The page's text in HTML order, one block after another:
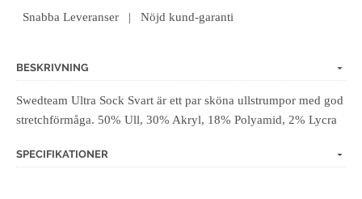
Snabba Leveranser | Nöjd kund-garanti
BESKRIVNING
Swedteam Ultra Sock Svart är ett par sköna ullstrumpor med god
stretchförmåga. 50% Ull, 30% Akryl, 18% Polyamid, 2% Lycra
SPECIFIKATIONER